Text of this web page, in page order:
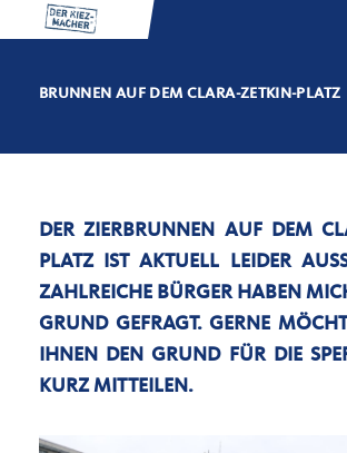
BRUNNEN AUF DEM CLARA-ZETKIN-PLATZ
DER ZIERBRUNNEN AUF DEM
PLATZ IST AKTUELL LEIDER
AHLREICHE BÜRGER HABEN MICH
RUND GEFRAGT. GERNE
HNEN DEN GRUND FÜR DIE
URZ MITTEILEN.